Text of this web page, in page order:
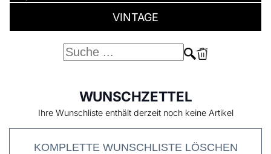
VINTAGE
WUNSCHZETTEL
Ihre Wunschliste enthält derzeit noch keine Artikel
KOMPLETTE WUNSCHLISTE LÖSCHEN